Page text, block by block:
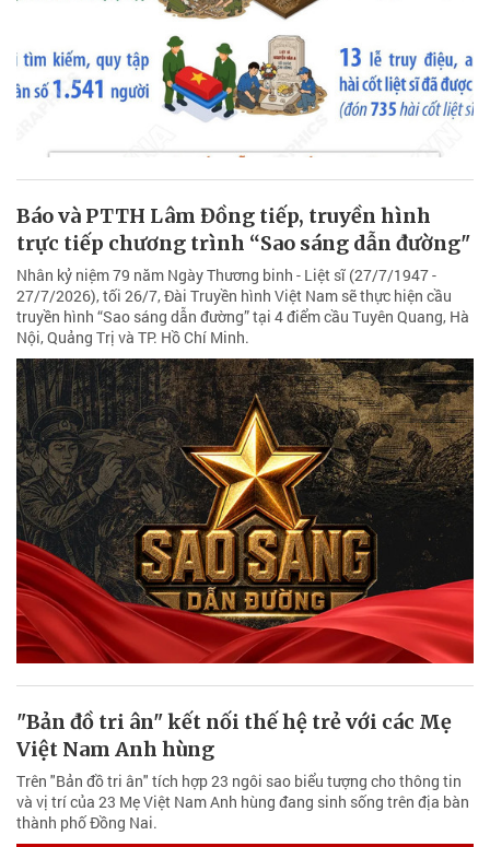
Báo và PTTH Lâm Đồng tiếp, truyền hình
trực tiếp chương trình “Sao sáng dẫn đường"
Nhân kỷ niệm 79 năm Ngày Thương binh - Liệt sĩ (27/7/1947 -
27/7/2026), tối 26/7, Đài Truyền hình Việt Nam sẽ thực hiện cầu
truyền hình “Sao sáng dẫn đường” tại 4 điểm cầu Tuyên Quang, Hà
Nội, Quảng Trị và TP. Hồ Chí Minh.
"Bản đồ tri ân" kết nối thế hệ trẻ với các Mẹ
Việt Nam Anh hùng
Trên "Bản đồ tri ân" tích hợp 23 ngôi sao biểu tượng cho thông tin
và vị trí của 23 Mẹ Việt Nam Anh hùng đang sinh sống trên địa bàn
thành phố Đồng Nai.